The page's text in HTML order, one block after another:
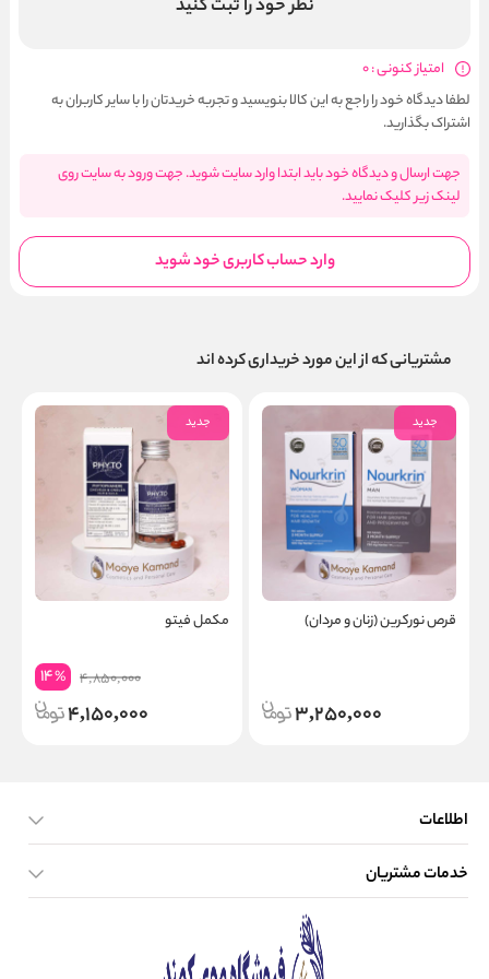
نظر خود را ثبت کنید
امتیاز کنونی : 0
لطفا دیدگاه خود را راجع به این کالا بنویسید و تجربه خریدتان را با سایر کاربران به
اشتراک بگذارید.
جهت ارسال و دیدگاه خود باید ابتدا وارد سایت شوید. جهت ورود به سایت روی
لینک زیر کلیک نمایید.
وارد حساب کاربری خود شوید
مشتریانی که از این مورد خریداری کرده اند
جدید
قرص نورکرین (زنان و مردان)
3,250,000
جدید
مکمل فیتو
4,850,000
14%
4,150,000
اطلاعات
صفحه اصلی
خدمات مشتریان